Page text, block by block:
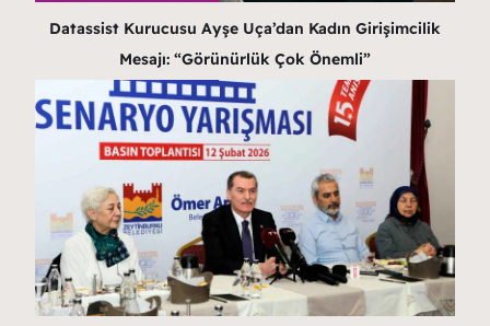
Datassist Kurucusu Ayşe Uça’dan Kadın Girişimcilik
Mesajı: “Görünürlük Çok Önemli”